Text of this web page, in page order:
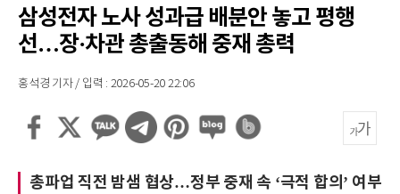
삼성전자 노사 성과급 배분안 놓고 평행
선…장·차관 총출동해 중재 총력
홍석경 기자 / 입력 : 2026-05-20 22:06
총파업 직전 밤샘 협상…정부 중재 속 ‘극적 합의’ 여부